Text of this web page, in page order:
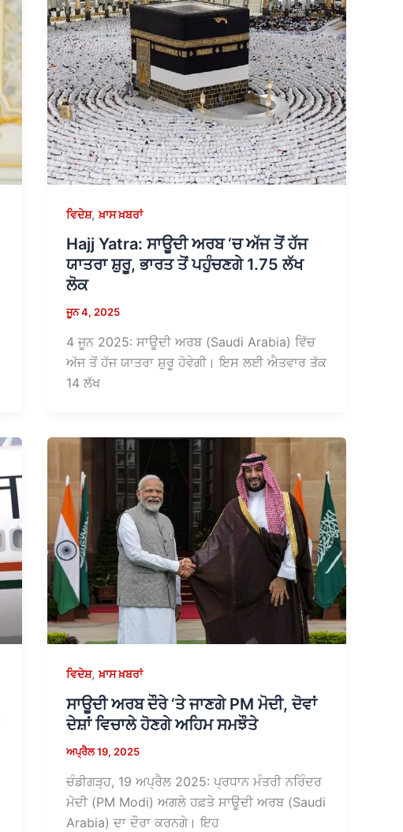
ਵਿਦੇਸ਼,ਖ਼ਾਸ ਖ਼ਬਰਾਂ
Hajj Yatra: ਸਾਊਦੀ ਅਰਬ ‘ਚ ਅੱਜ ਤੋਂ ਹੱਜ
ਯਾਤਰਾ ਸ਼ੁਰੂ, ਭਾਰਤ ਤੋਂ ਪਹੁੰਚਣਗੇ 1.75 ਲੱਖ
ਲੋਕ
ਜੂਨ 4, 2025
4 ਜੂਨ 2025: ਸਾਊਦੀ ਅਰਬ (Saudi Arabia) ਵਿੱਚ
ਅੱਜ ਤੋਂ ਹੱਜ ਯਾਤਰਾ ਸ਼ੁਰੂ ਹੋਵੇਗੀ। ਇਸ ਲਈ ਐਤਵਾਰ ਤੱਕ
14 ਲੱਖ
ਵਿਦੇਸ਼,ਖ਼ਾਸ ਖ਼ਬਰਾਂ
ਸਾਊਦੀ ਅਰਬ ਦੌਰੇ ‘ਤੇ ਜਾਣਗੇ PM ਮੋਦੀ, ਦੋਵਾਂ
ਦੇਸ਼ਾਂ ਵਿਚਾਲੇ ਹੋਣਗੇ ਅਹਿਮ ਸਮਝੌਤੇ
ਅਪ੍ਰੈਲ 19, 2025
ਚੰਡੀਗੜ੍ਹ, 19 ਅਪ੍ਰੈਲ 2025: ਪ੍ਰਧਾਨ ਮੰਤਰੀ ਨਰਿੰਦਰ
ਮੋਦੀ (PM Modi) ਅਗਲੇ ਹਫ਼ਤੇ ਸਾਊਦੀ ਅਰਬ (Saudi
Arabia) ਦਾ ਦੌਰਾ ਕਰਨਗੇ। ਇਹ